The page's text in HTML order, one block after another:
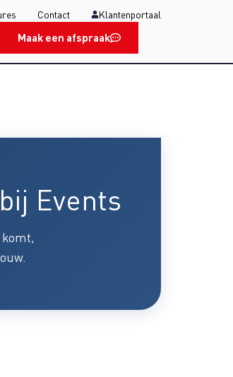
Contact Klantenportaal
Maak een afspraak
Events